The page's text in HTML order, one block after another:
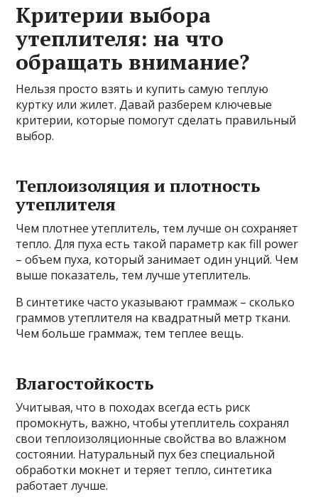
Критерии выбора
утеплителя: на что
обращать внимание?
Нельзя просто взять и купить самую теплую
куртку или жилет. Давай разберем ключевые
критерии, которые помогут сделать правильный
выбор.
Теплоизоляция и плотность
утеплителя
Чем плотнее утеплитель, тем лучше он сохраняет
тепло. Для пуха есть такой параметр как fill power
– объем пуха, который занимает один унций. Чем
выше показатель, тем лучше утеплитель.
В синтетике часто указывают граммаж – сколько
граммов утеплителя на квадратный метр ткани.
Чем больше граммаж, тем теплее вещь.
Влагостойкость
Учитывая, что в походах всегда есть риск
промокнуть, важно, чтобы утеплитель сохранял
свои теплоизоляционные свойства во влажном
состоянии. Натуральный пух без специальной
обработки мокнет и теряет тепло, синтетика
работает лучше.